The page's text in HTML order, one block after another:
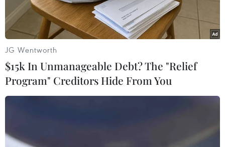
TIN LIÊN QUAN
JG Wentworth
$15k In Unmanageable Debt? The "Relief
Program" Creditors Hide From You